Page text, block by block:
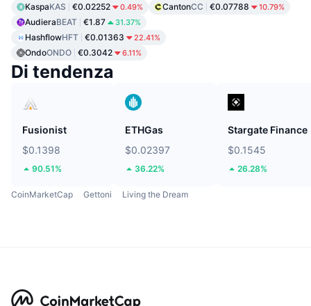
KaspaKAS €0.02252 0.49% CantonCC €0.07788 10.79%
AudieraBEAT €1.87 31.37%
HashflowHFT €0.01363 22.41%
OndoONDO €0.3042 6.11%
Di tendenza
Fusionist
$0.1398
90.51%
ETHGas
$0.02397
36.22%
Stargate Finance
$0.1545
26.28%
CoinMarketCap Gettoni Living the Dream